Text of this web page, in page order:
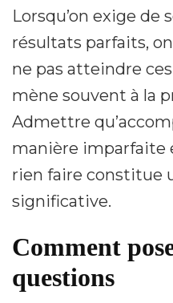
Lorsqu’on exige de
résultats parfaits,
ne pas atteindre
mène souvent à la
Admettre
manière imparfaite
rien faire constitue
significative.
Comment
questions